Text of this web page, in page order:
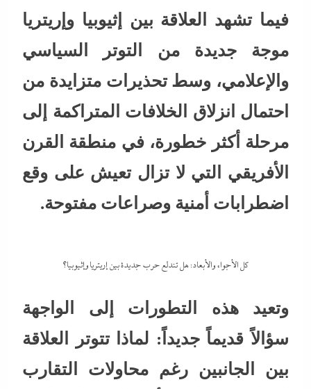
فيما تشهد العلاقة بين إثيوبيا وإريتريا
موجة جديدة من التوتر السياسي
والإعلامي، وسط تحذيرات متزايدة من
احتمال انزلاق الخلافات المتراكمة إلى
مرحلة أكثر خطورة، في منطقة القرن
الأفريقي التي لا تزال تعيش على وقع
اضطرابات أمنية وصراعات مفتوحة.
كل الأجواء والأبعاد: هل تندلع حرب جديدة بين إريتريا وإثيوبيا؟
وتعيد هذه التطورات إلى الواجهة
سؤالاً قديماً جديداً: لماذا تتوتر العلاقة
بين الجانبين رغم محاولات التقارب